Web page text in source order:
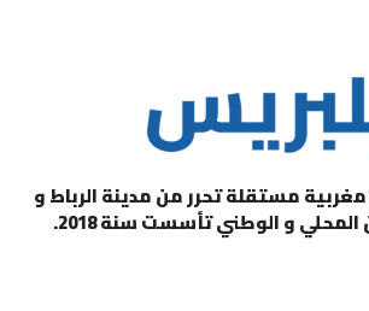
مغربية مستقلة تحرر من مدينة الرباط و
و الوطني تأسست سنة 2018.